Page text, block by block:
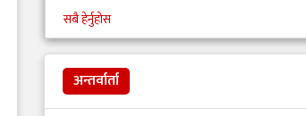
चालकको तलब
युट्युबर टंक
बिहान उठ्नेबित्तिकै के खाने, के नखाने?
सबै हेर्नुहोस
अन्तर्वार्ता